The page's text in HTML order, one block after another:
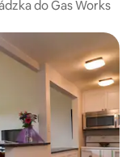
do Gas Works